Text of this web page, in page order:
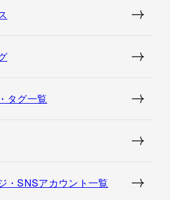
タグ一覧
・SNSアカウント一覧